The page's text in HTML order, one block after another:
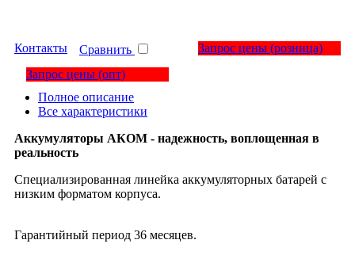
Контакты Сравнить Запрос цены (розница)
Запрос цены (опт)
Полное описание
Все характеристики
Аккумуляторы АКОМ - надежность, воплощенная в
реальность
Специализированная линейка аккумуляторных батарей с
низким форматом корпуса.
Гарантийный период 36 месяцев.